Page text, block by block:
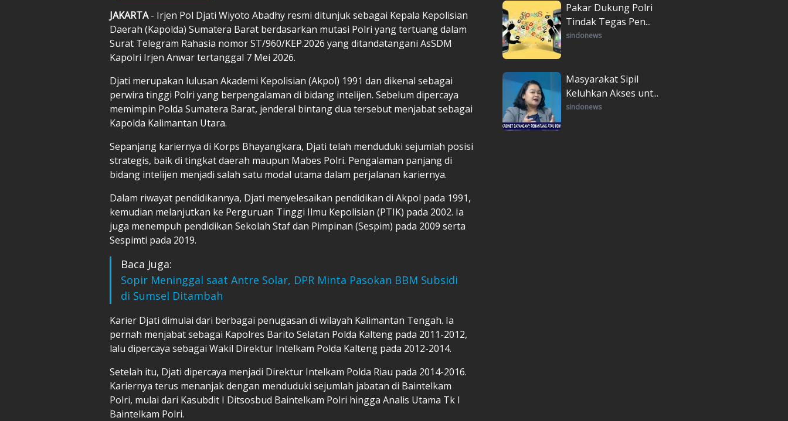
JAKARTA- Irjen Pol Djati Wiyoto Abadhy resmi ditunjuk sebagai Kepala Kepolisian
Daerah (Kapolda) Sumatera Barat berdasarkan mutasi Polri yang tertuang dalam
Surat Telegram Rahasia nomor ST/960/KEP.2026 yang ditandatangani AsSDM
Kapolri Irjen Anwar tertanggal 7 Mei 2026.
Djati merupakan lulusan Akademi Kepolisian (Akpol) 1991 dan dikenal sebagai
perwira tinggi Polri yang berpengalaman di bidang intelijen. Sebelum dipercaya
memimpin Polda Sumatera Barat, jenderal bintang dua tersebut menjabat sebagai
Kapolda Kalimantan Utara.
Sepanjang kariernya di Korps Bhayangkara, Djati telah menduduki sejumlah posisi
strategis, baik di tingkat daerah maupun Mabes Polri. Pengalaman panjang di
bidang intelijen menjadi salah satu modal utama dalam perjalanan kariernya.
Dalam riwayat pendidikannya, Djati menyelesaikan pendidikan di Akpol pada 1991,
kemudian melanjutkan ke Perguruan Tinggi Ilmu Kepolisian (PTIK) pada 2002. Ia
juga menempuh pendidikan Sekolah Staf dan Pimpinan (Sespim) pada 2009 serta
Sespimti pada 2019.
Baca Juga:
Sopir Meninggal saat Antre Solar, DPR Minta Pasokan BBM Subsidi
di Sumsel Ditambah
Karier Djati dimulai dari berbagai penugasan di wilayah Kalimantan Tengah. Ia
pernah menjabat sebagai Kapolres Barito Selatan Polda Kalteng pada 2011-2012,
lalu dipercaya sebagai Wakil Direktur Intelkam Polda Kalteng pada 2012-2014.
Setelah itu, Djati dipercaya menjadi Direktur Intelkam Polda Riau pada 2014-2016.
Kariernya terus menanjak dengan menduduki sejumlah jabatan di Baintelkam
Polri, mulai dari Kasubdit I Ditsosbud Baintelkam Polri hingga Analis Utama Tk I
Baintelkam Polri.
Pakar Dukung Polri
Tindak Tegas Pen...
sindonews
Masyarakat Sipil
Keluhkan Akses unt...
sindonews